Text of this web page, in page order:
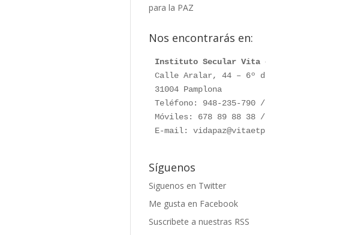
para la PAZ
Nos encontrarás en:
Instituto Secular Vita et Pax
Calle Aralar, 44 – 6º dcha.
31004 Pamplona
Teléfono: 948-235-790 / 948-230-787
Móviles: 678 89 88 38 / 660 76 91 28
E-mail: vidapaz@vitaetpax.org
Síguenos
Siguenos en Twitter
Me gusta en Facebook
Suscribete a nuestras RSS